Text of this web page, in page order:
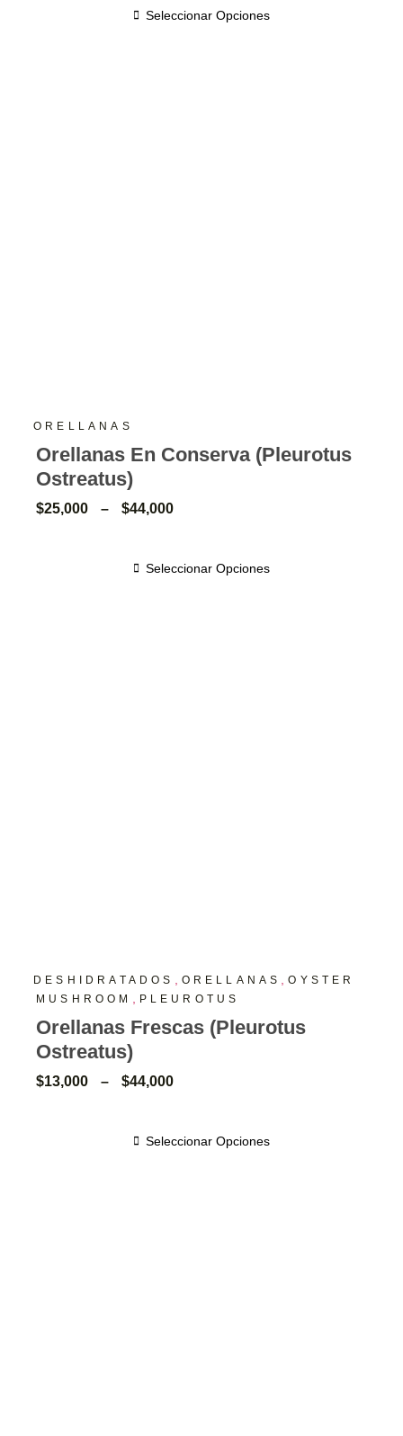
Seleccionar Opciones
ORELLANAS
Orellanas En Conserva (Pleurotus
Ostreatus)
$25,000 – $44,000
Seleccionar Opciones
DESHIDRATADOS ORELLANAS ,OYSTER
MUSHROOM
PLEUROTUS
Orellanas Frescas (Pleurotus
Ostreatus)
$13,000 – $44,000
Seleccionar Opciones